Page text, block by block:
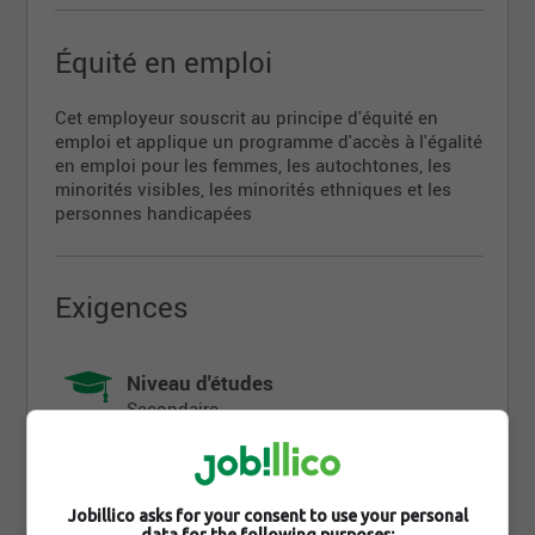
Équité en emploi
Cet employeur souscrit au principe d'équité en
emploi et applique un programme d'accès à l'égalité
en emploi pour les femmes, les autochtones, les
minorités visibles, les minorités ethniques et les
personnes handicapées
Exigences
Niveau d'études
Secondaire
Diplôme
non déterminé
Jobillico asks for your consent to use your personal